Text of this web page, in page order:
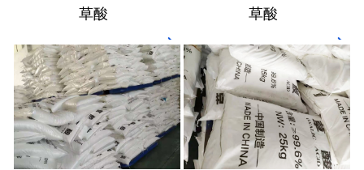
草酸 草酸